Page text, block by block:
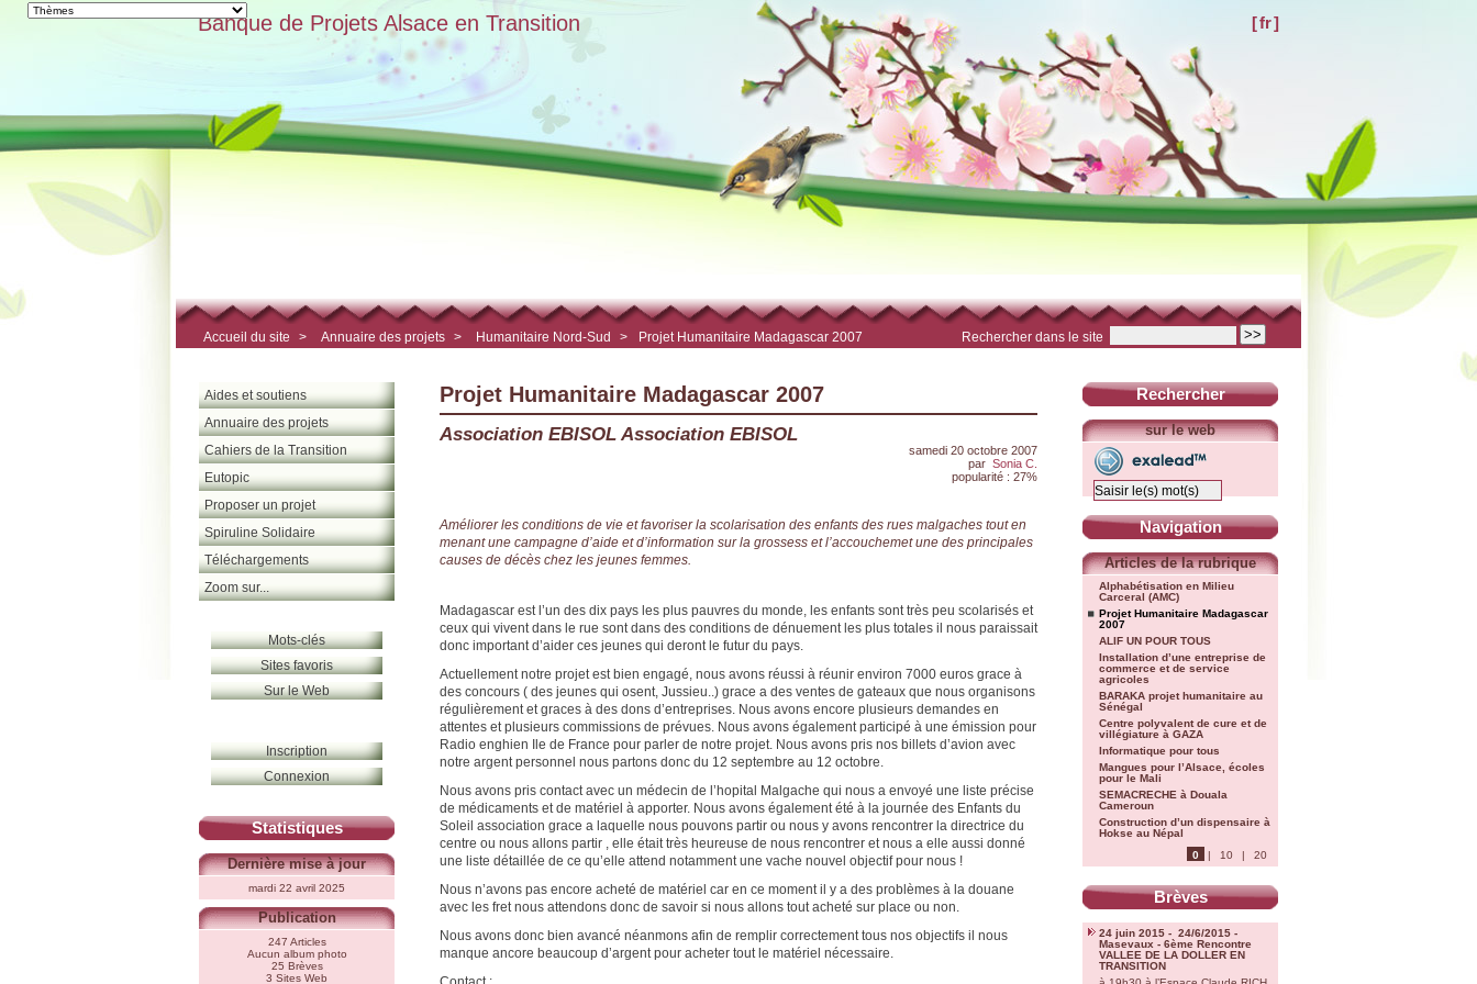
[fr]
Banque de Projets Alsace en Transition
Rechercher dans le site
Accueil du site > Annuaire des projets > Humanitaire Nord-Sud > Projet Humanitaire Madagascar 2007
Projet Humanitaire Madagascar 2007
Association EBISOL Association EBISOL
samedi 20 octobre 2007
par Sonia C.
popularité : 27%
Améliorer les conditions de vie et favoriser la scolarisation des enfants des rues malgaches tout en
menant une campagne d’aide et d’information sur la grossess et l’accouchemet une des principales
causes de décès chez les jeunes femmes.
Madagascar est l’un des dix pays les plus pauvres du monde, les enfants sont très peu scolarisés et
ceux qui vivent dans le rue sont dans des conditions de dénuement les plus totales il nous paraissait
donc important d’aider ces jeunes qui deront le futur du pays.
Actuellement notre projet est bien engagé, nous avons réussi à réunir environ 7000 euros grace à
des concours ( des jeunes qui osent, Jussieu..) grace a des ventes de gateaux que nous organisons
régulièrement et graces à des dons d’entreprises. Nous avons encore plusieurs demandes en
attentes et plusieurs commissions de prévues. Nous avons également participé à une émission pour
Radio enghien Ile de France pour parler de notre projet. Nous avons pris nos billets d’avion avec
notre argent personnel nous partons donc du 12 septembre au 12 octobre.
Nous avons pris contact avec un médecin de l’hopital Malgache qui nous a envoyé une liste précise
de médicaments et de matériel à apporter. Nous avons également été à la journée des Enfants du
Soleil association grace a laquelle nous pouvons partir ou nous y avons rencontrer la directrice du
centre ou nous allons partir , elle était très heureuse de nous rencontrer et nous a elle aussi donné
une liste détaillée de ce qu’elle attend notamment une vache nouvel objectif pour nous !
Nous n’avons pas encore acheté de matériel car en ce moment il y a des problèmes à la douane
avec les fret nous attendons donc de savoir si nous allons tout acheté sur place ou non.
Nous avons donc bien avancé néanmons afin de remplir correctement tous nos objectifs il nous
manque ancore beaucoup d’argent pour acheter tout le matériel nécessaire.
Aides et soutiens
Annuaire des projets
Cahiers de la Transition
Eutopic
Proposer un projet
Spiruline Solidaire
Téléchargements
Zoom sur...
Mots-clés
Sites favoris
Sur le Web
Inscription
Connexion
Statistiques
Dernière mise à jour
mardi 22 avril 2025
Publication
247 Articles
Aucun album photo
25 Brèves
3 Sites Web
Rechercher
sur le web
Navigation
Articles de la rubrique
Alphabétisation en Milieu
Carceral (AMC)
Projet Humanitaire Madagascar
2007
ALIF UN POUR TOUS
Installation d’une entreprise de
commerce et de service
agricoles
BARAKA projet humanitaire au
Sénégal
Centre polyvalent de cure et de
villégiature à GAZA
Informatique pour tous
Mangues pour l’Alsace, écoles
pour le Mali
SEMACRECHE à Douala
Cameroun
Construction d’un dispensaire à
Hokse au Népal
0
| 10 | 20
Brèves
24 juin 2015 - 24/6/2015 -
Masevaux - 6ème Rencontre
VALLEE DE LA DOLLER EN
TRANSITION